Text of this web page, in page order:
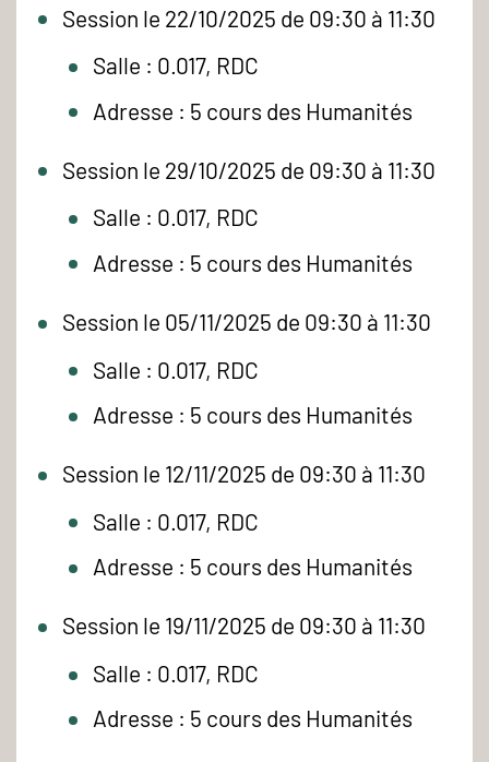
Session le 22/10/2025 de 09:30 à 11:30
Salle : 0.017, RDC
Adresse : 5 cours des Humanités
Session le 29/10/2025 de 09:30 à 11:30
Salle : 0.017, RDC
Adresse : 5 cours des Humanités
Session le 05/11/2025 de 09:30 à 11:30
Salle : 0.017, RDC
Adresse : 5 cours des Humanités
Session le 12/11/2025 de 09:30 à 11:30
Salle : 0.017, RDC
Adresse : 5 cours des Humanités
Session le 19/11/2025 de 09:30 à 11:30
Salle : 0.017, RDC
Adresse : 5 cours des Humanités